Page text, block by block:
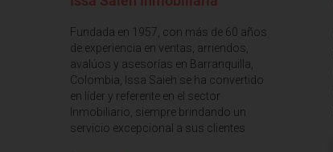
Fundada en 1957, con más de 60 años
de experiencia en ventas, arriendos,
avalúos y asesorías en Barranquilla,
Colombia, Issa Saieh se ha convertido
en líder y referente en el sector
Inmobiliario, siempre brindando un
servicio excepcional a sus clientes